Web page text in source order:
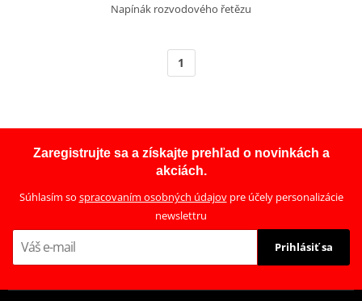
Napínák rozvodového řetězu
1
Zaregistrujte sa a získajte prehľad o novinkách a
akciách.
Súhlasím so spracovaním osobných údajovpre účely personalizácie
newslettru
Prihlásiť sa